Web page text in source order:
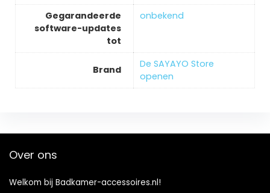
Gegarandeerde
software-updates
tot
‎onbekend
Brand
De SAYAYO Store
openen
Over ons
Welkom bij Badkamer-accessoires.nl!